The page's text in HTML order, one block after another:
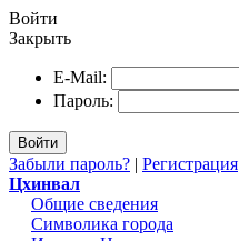
Войти
Закрыть
E-Mail:
Пароль:
Войти
Забыли пароль? | Регистрация
Цхинвал
Общие сведения
Символика города